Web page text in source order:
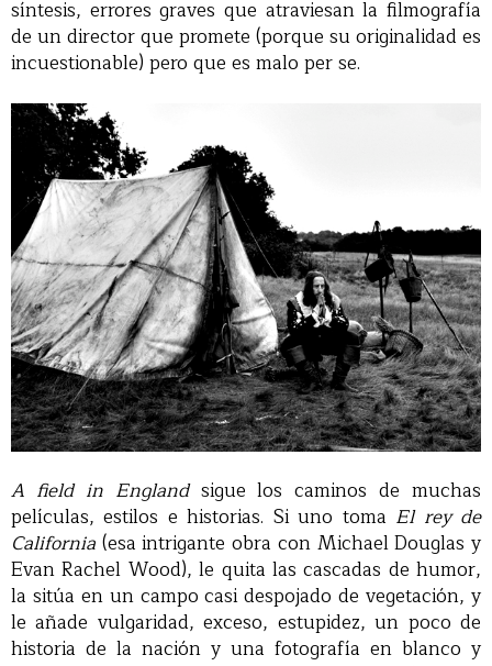
síntesis, errores graves que atraviesan la filmografía
de un director que promete (porque su originalidad es
incuestionable) pero que es malo per se.
A field in Englandsigue los caminos de muchas
películas, estilos e historias. Si uno toma El rey de
California (esa intrigante obra con Michael Douglas y
Evan Rachel Wood), le quita las cascadas de humor,
la sitúa en un campo casi despojado de vegetación, y
le añade vulgaridad, exceso, estupidez, un poco de
historia de la nación y una fotografía en blanco y